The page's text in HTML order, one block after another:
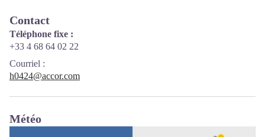
Contact
Téléphone fixe :
+33 4 68 64 02 22
Courriel :
h0424@accor.com
Météo